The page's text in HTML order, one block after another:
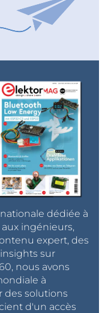
dédiée à
ingénieurs,
expert, des
sur
nous avons
à
des solutions
d'un accès